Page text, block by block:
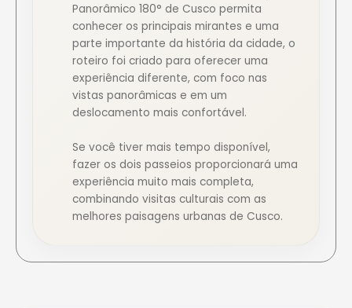
Panorâmico 180° de Cusco permita
conhecer os principais mirantes e uma
parte importante da história da cidade, o
roteiro foi criado para oferecer uma
experiência diferente, com foco nas
vistas panorâmicas e em um
deslocamento mais confortável.
Se você tiver mais tempo disponível,
fazer os dois passeios proporcionará uma
experiência muito mais completa,
combinando visitas culturais com as
melhores paisagens urbanas de Cusco.